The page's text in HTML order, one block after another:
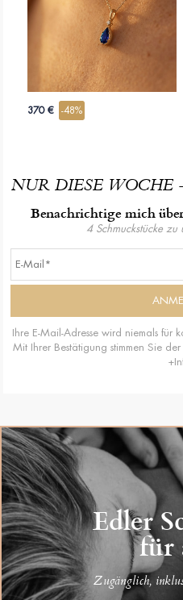
Relief zu verleihen.
370 € -48%
NUR DIESE
Benachrichtige mich
4 Schmuckstücke zu
Ihre E-Mail-Adresse wird niemals für
Mit Ihrer Bestätigung stimmen Sie
Edler
für
Zugänglich,